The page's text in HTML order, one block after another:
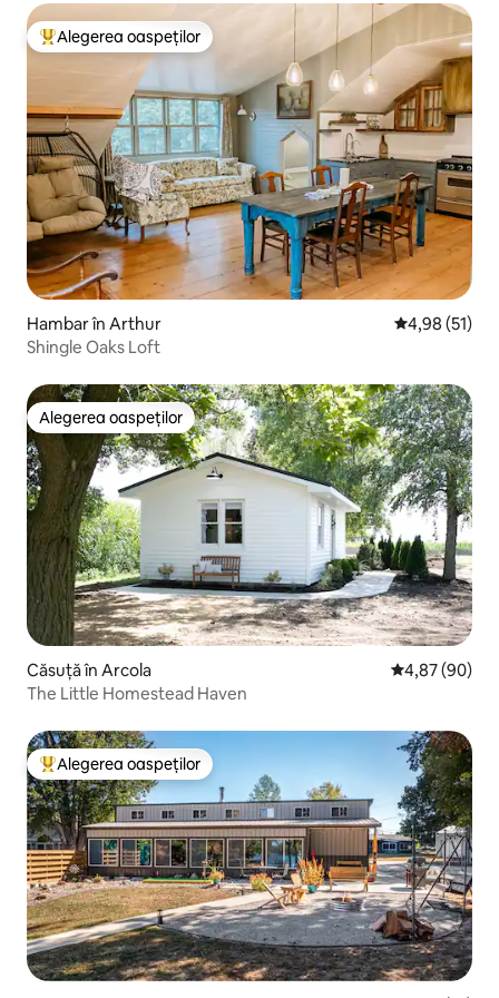
Locuință din topul categoriei Alegerea oaspeților
Alegerea oaspeților
Hambar în Arthur Scor mediu
4,98 (51)
Shingle Oaks Loft
Alegerea oaspeților
Alegerea oaspeților
Căsuță în Arcola Scor mediu
4,87 (90)
The Little Homestead Haven
Locuință din topul categoriei Alegerea oaspeților
Alegerea oaspeților